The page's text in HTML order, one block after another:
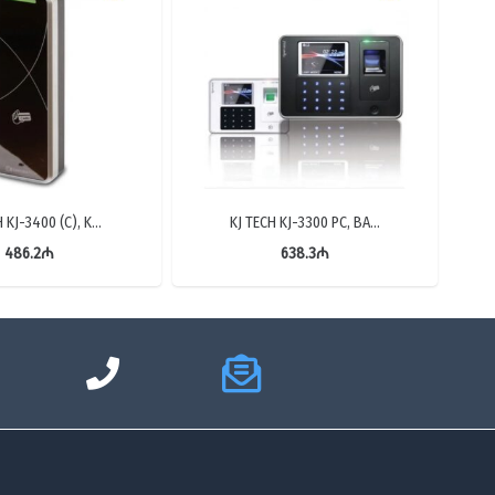
KJ-3400 (C), K…
486.2₼
KJ TECH KJ-3300 PC, BA…
638.3₼